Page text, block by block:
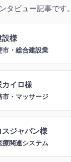
タビュー記事です。
設様
市・総合建設業
カイロ様
市・マッサージ
スジャパン様
療関連システム